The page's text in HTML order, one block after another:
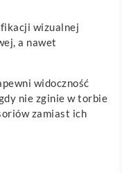
wizualnej
a nawet
widoczność
nie zginie w torbie
zamiast ich